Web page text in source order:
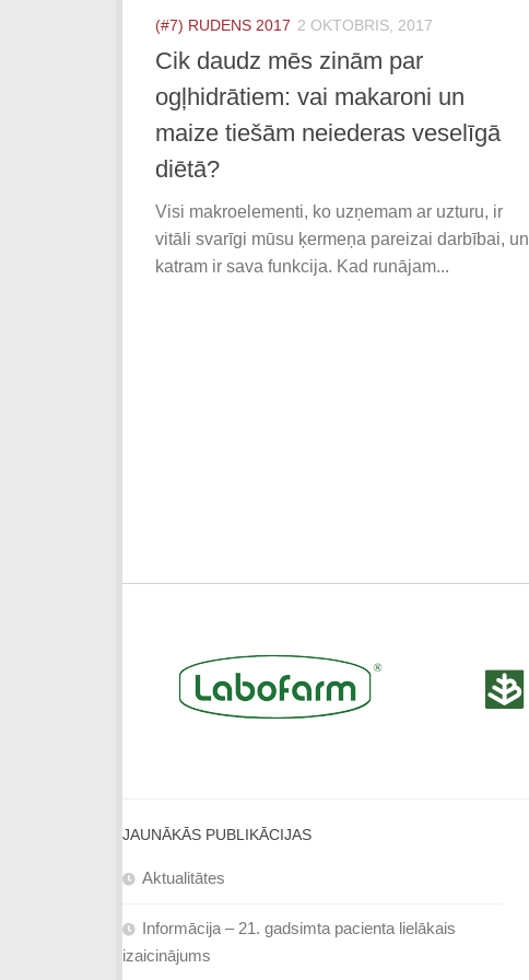
(#7) RUDENS 2017 2 OKTOBRIS, 2017
Cik daudz mēs zinām par
ogļhidrātiem: vai makaroni un
maize tiešām neiederas veselīgā
diētā?
Visi makroelementi, ko uzņemam ar uzturu, ir
vitāli svarīgi mūsu ķermeņa pareizai darbībai, un
katram ir sava funkcija. Kad runājam...
JAUNĀKĀS PUBLIKĀCIJAS
Aktualitātes
Informācija – 21. gadsimta pacienta lielākais
izaicinājums